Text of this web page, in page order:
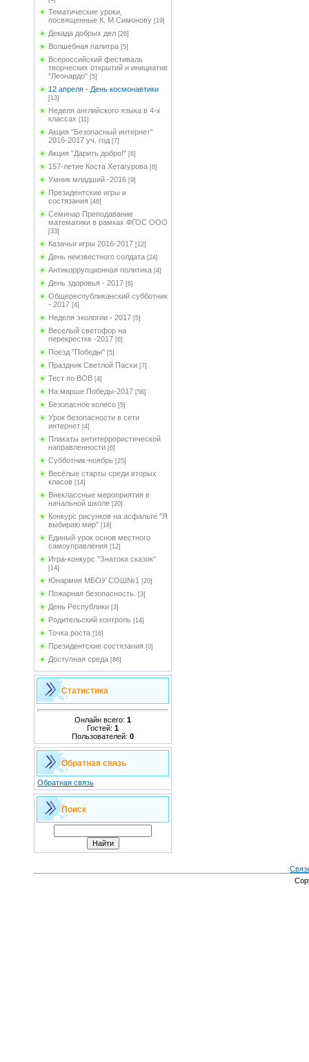
Тематические уроки,
посвященные К. М.Симонову [19]
Декада добрых дел [26]
Волшебная палитра [5]
Всероссийский фестиваль
творческих открытий и инициатив
"Леонардо" [5]
12 апреля - День космонавтики
[13]
Неделя английского языка в 4-х
классах [11]
Акция "Безопасный интернет"
2016-2017 уч. год [7]
Акция "Дарить добро!" [6]
157-летие Коста Хетагурова [6]
Умник младший -2016 [9]
Президентские игры и
состязания [46]
Семинар Преподавание
математики в рамках ФГОС ООО
[33]
Казачьи игры 2016-2017 [12]
День неизвестного солдата [24]
Антикоррупционная политика [4]
День здоровья - 2017 [6]
Общереспубликанский субботник
- 2017 [4]
Неделя экологии - 2017 [5]
Веселый светофор на
перекрестке -2017 [6]
Поезд "Победы" [5]
Праздник Светлой Пасхи [7]
Тест по ВОВ [4]
На марше Победы-2017 [56]
Безопасное колесо [5]
Урок безопасности в сети
интернет [4]
Плакаты антитеррористической
направленности [6]
Субботник-ноябрь [25]
Весёлые старты среди вторых
класов [14]
Внеклассные мероприятия в
начальной школе [20]
Конкурс рисунков на асфальте "Я
выбираю мир" [18]
Единый урок основ местного
самоуправления [12]
Игра-конкурс "Знатоки сказок"
[14]
Юнармия МБОУ СОШ№1 [20]
Пожарная безопасность. [3]
День Республики [3]
Родительский контроль [14]
Точка роста [16]
Президентские состязания [0]
Доступная среда [86]
Статистика
Онлайн всего: 1
Гостей: 1
Пользователей: 0
Обратная связь
Обратная связь
Поиск